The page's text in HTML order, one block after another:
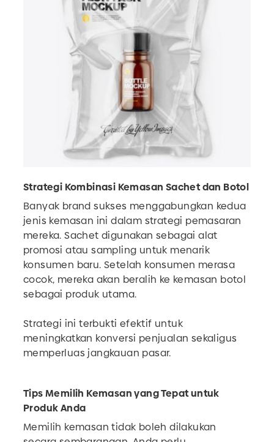
Strategi Kombinasi Kemasan Sachet dan Botol
Banyak brand sukses menggabungkan kedua
jenis kemasan ini dalam strategi pemasaran
mereka. Sachet digunakan sebagai alat
promosi atau sampling untuk menarik
konsumen baru. Setelah konsumen merasa
cocok, mereka akan beralih ke kemasan botol
sebagai produk utama.
Strategi ini terbukti efektif untuk
meningkatkan konversi penjualan sekaligus
memperluas jangkauan pasar.
Tips Memilih Kemasan yang Tepat untuk
Produk Anda
Memilih kemasan tidak boleh dilakukan